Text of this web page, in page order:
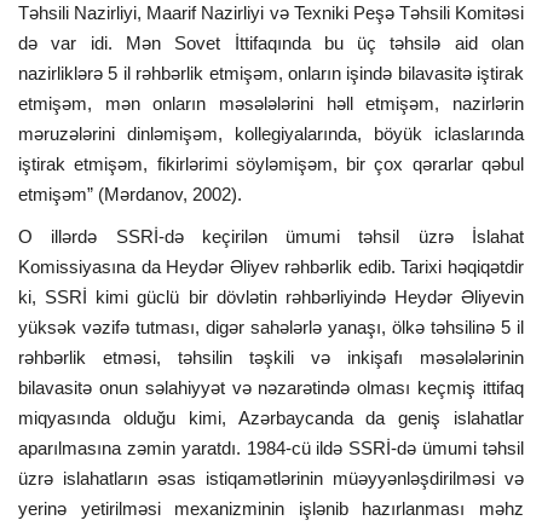
Təhsili Nazirliyi, Maarif Nazirliyi və Texniki Peşə Təhsili Komitəsi
də var idi. Mən Sovet İttifaqında bu üç təhsilə aid olan
nazirliklərə 5 il rəhbərlik etmişəm, onların işində bilavasitə iştirak
etmişəm, mən onların məsələlərini həll etmişəm, nazirlərin
məruzələrini dinləmişəm, kollegiyalarında, böyük iclaslarında
iştirak etmişəm, fikirlərimi söyləmişəm, bir çox qərarlar qəbul
etmişəm” (Mərdanov, 2002).
O illərdə SSRİ-də keçirilən ümumi təhsil üzrə İslahat
Komissiyasına da Heydər Əliyev rəhbərlik edib. Tarixi həqiqətdir
ki, SSRİ kimi güclü bir dövlətin rəhbərliyində Heydər Əliyevin
yüksək vəzifə tutması, digər sahələrlə yanaşı, ölkə təhsilinə 5 il
rəhbərlik etməsi, təhsilin təşkili və inkişafı məsələlərinin
bilavasitə onun səlahiyyət və nəzarətində olması keçmiş ittifaq
miqyasında olduğu kimi, Azərbaycanda da geniş islahatlar
aparılmasına zəmin yaratdı. 1984-cü ildə SSRİ-də ümumi təhsil
üzrə islahatların əsas istiqamətlərinin müəyyənləşdirilməsi və
yerinə yetirilməsi mexanizminin işlənib hazırlanması məhz